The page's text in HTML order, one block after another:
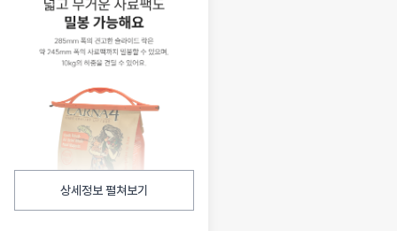
상세정보 펼쳐보기